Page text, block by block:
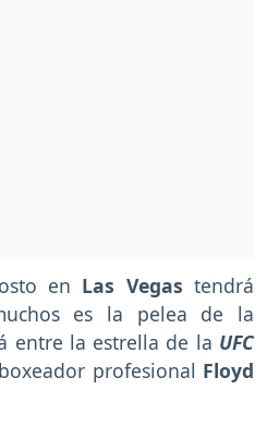
en Las Vegas tendrá
es la pelea de la
entre la estrella de la UFC
profesional Floyd